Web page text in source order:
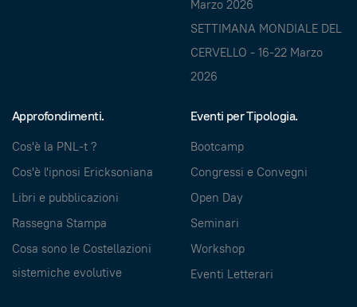
SETTIMANA MONDIALE DEL
CERVELLO - 16-22 Marzo
2026
Approfondimenti.
Cos'è la PNL-t ?
Cos'è l'ipnosi Ericksoniana
Libri e pubblicazioni
Rassegna Stampa
Cosa sono le Costellazioni
sistemiche evolutive
Eventi per Tipologia.
Bootcamp
Congressi e Convegni
Open Day
Seminari
Workshop
Eventi Letterari